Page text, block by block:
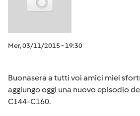
Mer, 03/11/2015 - 19:30
Buonasera a tutti voi amici miei
aggiungo oggi una nuovo episodio
C144-C160.